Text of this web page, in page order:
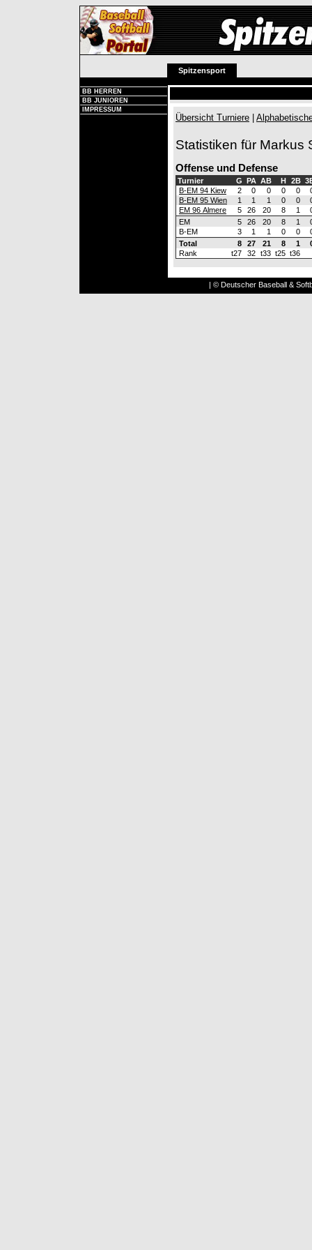
Spitzensport
BB HERREN
BB JUNIOREN
IMPRESSUM
Übersicht Turniere
Statistiken für Markus
Offense und Defense
Turnier G PA AB H 2B
B-EM 94 Kiew
2 0 0 0 0
B-EM 95 Wien
1 1 1 0 0
EM 96 Almere
5 26 20 8 1
EM
5 26 20 8 1
B-EM
3 1 1 0 0
Total
8 27 21 8 1
Rank
t27 32 t33 t25 t36
| © Deutscher Baseball &